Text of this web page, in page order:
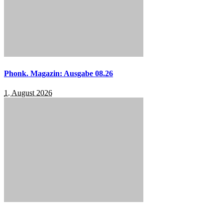
Phonk. Magazin: Ausgabe 08.26
1. August 2026